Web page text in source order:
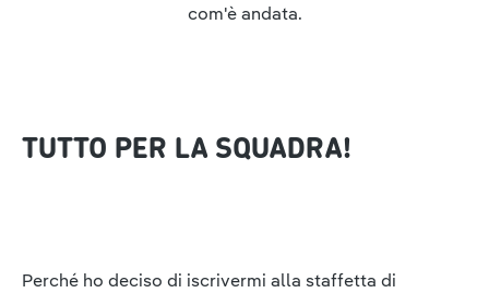
com'è andata.
TUTTO PER LA SQUADRA!
Perché ho deciso di iscrivermi alla staffetta di